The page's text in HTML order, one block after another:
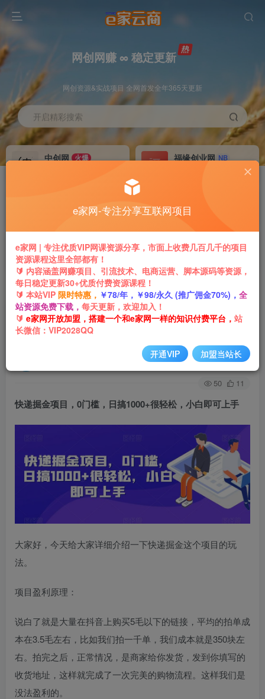
网创网赚 ∞ 稳定更新
网创资源&实战项目 全网首发全年365天更新
开启精彩搜索
中创网 火爆
福缘创业网 NB
永久VIP价值198元
免费下载全站资源
推广返利 70%
专属链接提现快
加盟本站 躺赚
首页 网创项目 引流推广 正文
快递掘金项目，0门槛，日搞1000+很轻松，小白
即可上手
关注 私信
50 11
快递掘金项目 ，0门槛，日搞1000+很轻松，小白即可上手
大家好，今天给大家详细介绍一下快递掘金这个项目的玩
法。​
项目盈利原理：​
说白了就是大量在抖音上购买5毛以下的链接，平均的拍单成
本在3.5毛左右，比如我们拍一千单，我们成本就是350块左
右。拍完之后，正常情况，是商家给你发货，发到你填写的
收货地址，这样就完成了一次完美的购物流程。这样我们是
没法盈利的。​
e家网-专注分享互联网项目
e家网 | 专注优质VIP网课资源分享，市面上收费几百几千的项目
资源课程这里全部都有！
🔰 内容涵盖网赚项目、引流技术、电商运营、脚本源码等资源，
每日稳定更新30+优质付费资源课程！
🔰 本站VIP 限时特惠， ￥78/年，￥98/永久 (推广佣金70%)， 全
站资源免费下载， 每天更新，欢迎加入！
🔰 e家网开放加盟，搭建一个和e家网一样的知识付费平台， 站
长微信：VIP2028QQ
开通VIP 加盟当站长